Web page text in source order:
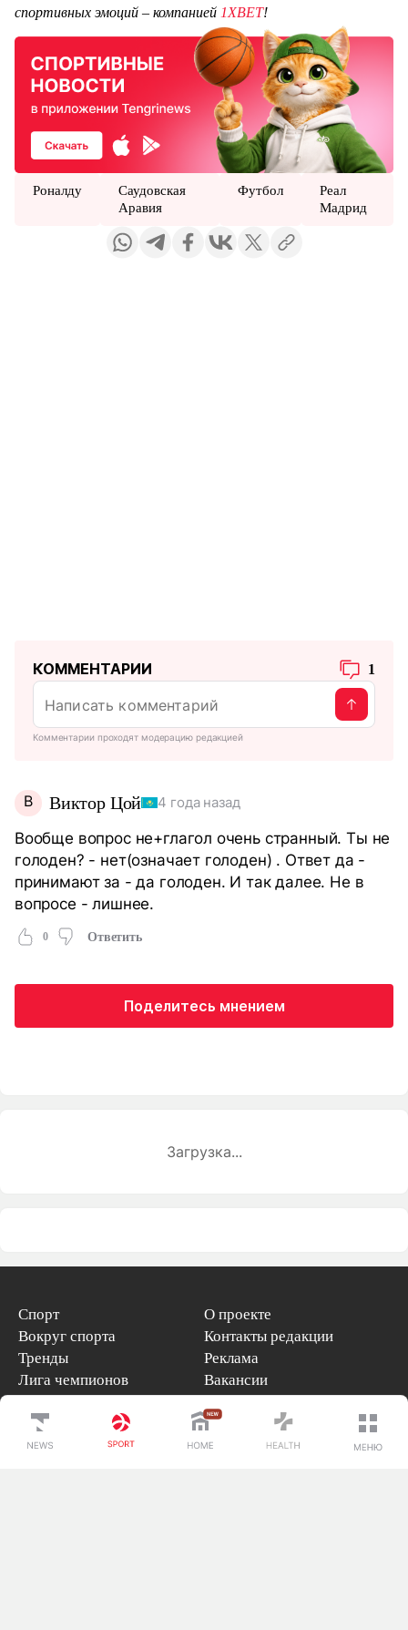
спортивных эмоций – компанией 1XBET!
Роналду
Саудовская
Аравия
Футбол
Реал
Мадрид
КОММЕНТАРИИ 1
Комментарии проходят модерацию редакцией
В Виктор Цой 4 года назад
Вообще вопрос не+глагол очень странный. Ты не
голоден? - нет(означает голоден) . Ответ да -
принимают за - да голоден. И так далее. Не в
вопросе - лишнее.
0 Ответить
Поделитесь мнением
Загрузка...
Спорт
Вокруг спорта
Тренды
Лига чемпионов
О проекте
Контакты редакции
Реклама
Вакансии
Редакционная политика
Редакционные стандарты